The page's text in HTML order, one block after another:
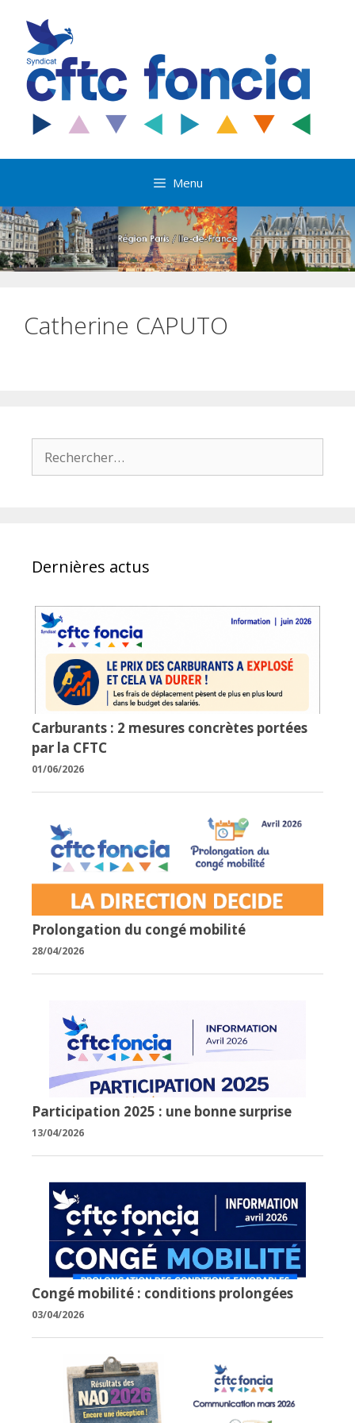
contenu
Menu
Catherine CAPUTO
Dernières actus
Carburants : 2 mesures concrètes portées
par la CFTC
01/06/2026
Prolongation du congé mobilité
28/04/2026
Participation 2025 : une bonne surprise
13/04/2026
Congé mobilité : conditions prolongées
03/04/2026